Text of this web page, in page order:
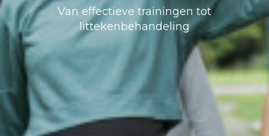
Van effectieve trainingen tot
littekenbehandeling